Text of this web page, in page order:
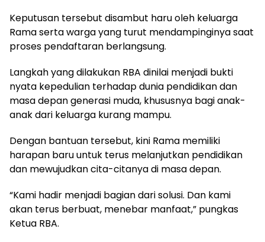
Keputusan tersebut disambut haru oleh keluarga
Rama serta warga yang turut mendampinginya saat
proses pendaftaran berlangsung.
Langkah yang dilakukan RBA dinilai menjadi bukti
nyata kepedulian terhadap dunia pendidikan dan
masa depan generasi muda, khususnya bagi anak-
anak dari keluarga kurang mampu.
Dengan bantuan tersebut, kini Rama memiliki
harapan baru untuk terus melanjutkan pendidikan
dan mewujudkan cita-citanya di masa depan.
“Kami hadir menjadi bagian dari solusi. Dan kami
akan terus berbuat, menebar manfaat,” pungkas
Ketua RBA.